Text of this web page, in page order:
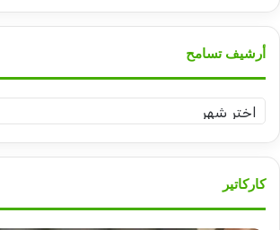
أرشيف تسامح
أرشيف
تسامح
كاركاتير